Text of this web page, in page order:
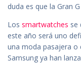
duda es que la Gran
Los smartwatches se
este año será uno
una moda pasajera o
Samsung ya han